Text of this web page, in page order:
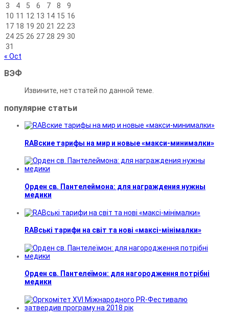
3
4 5 6 7 8
9
10 11 12 13 14 15 16
17 18 19 20 21 22 23
24 25 26 27 28 29 30
31
« Oct
ВЭФ
Извините, нет статей по данной теме.
популярне статьи
RABские тарифы на мир и новые «макси-минималки»
Орден св. Пантелеймона: для награждения нужны
медики
RABські тарифи на світ та нові «максі-мінімалки»
Орден св. Пантелеїмон: для нагородження потрібні
медики